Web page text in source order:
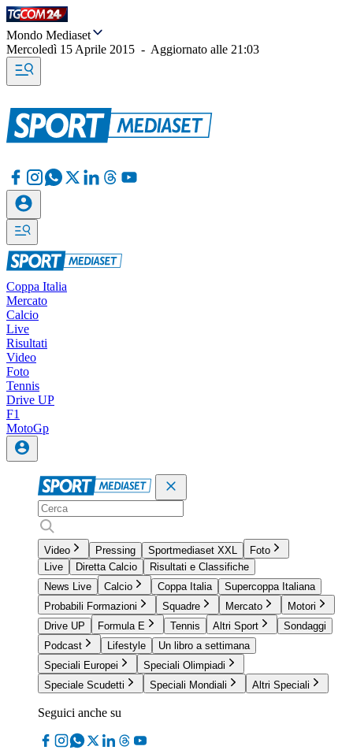
Mondo Mediaset
Mercoledì 15 Aprile 2015 - Aggiornato alle 21:03
Coppa Italia
Mercato
Calcio
Live
Risultati
Video
Foto
Tennis
Drive UP
F1
MotoGp
Video Pressing Sportmediaset XXL
Foto
Live
Diretta Calcio
Risultati e Classifiche
News Live
Calcio Coppa Italia
Supercoppa Italiana
Probabili Formazioni
Squadre Mercato
Motori
Drive UP
Formula E Tennis Altri Sport
Sondaggi
Podcast
Lifestyle
Un libro a settimana
Speciali Europei
Speciali Olimpiadi
Speciale Scudetti
Speciali Mondiali Altri Speciali
Seguici anche su